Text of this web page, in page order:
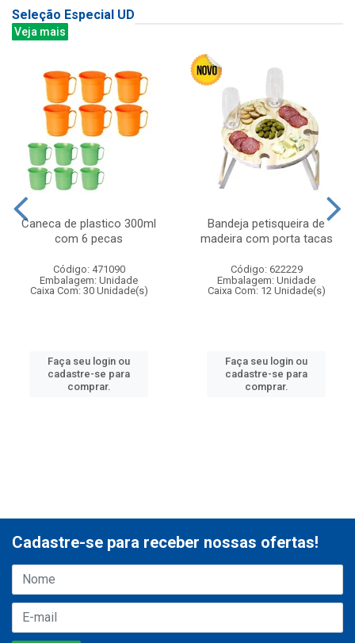
Seleção Especial UD
Veja mais
Caneca de plastico 300ml
com 6 pecas
Código: 471090
Embalagem: Unidade
Caixa Com: 30 Unidade(s)
Faça seu login ou
cadastre-se para
comprar.
Bandeja petisqueira de
madeira com porta tacas
Código: 622229
Embalagem: Unidade
Caixa Com: 12 Unidade(s)
Faça seu login ou
cadastre-se para
comprar.
Cadastre-se para receber nossas ofertas!